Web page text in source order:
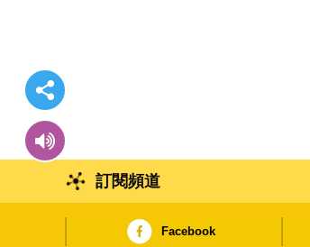
訂閱頻道
Facebook